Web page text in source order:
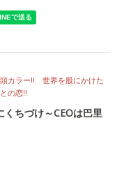
カラー!! 世界を股にかけた
の恋!!
くちづけ～CEOは巴里